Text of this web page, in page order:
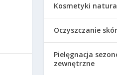
Kosmetyki
Oczyszczanie
Pielęgnacja
zewnętrzne